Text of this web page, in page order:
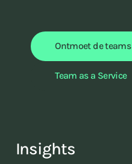
Ontmoet de teams
Team as a Service
Insights